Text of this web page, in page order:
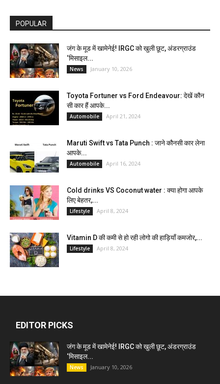
POPULAR
जंग के मूड में खामेनेई! IRGC को खुली छूट, अंडरग्राउंड
‘मिसाइल...
News January 10, 2026
Toyota Fortuner vs Ford Endeavour: देखें कौन
सी कार हैं आपके...
Automobile April 21, 2024
Maruti Swift vs Tata Punch : जाने कौनसी कार लेना
आपके...
Automobile April 16, 2024
Cold drinks VS Coconut water : क्या होगा आपके
लिए बेहतर,...
Lifestyle April 8, 2024
Vitamin D की कमी से हो रही लोगो की हाड़ियाँ कमजोर,...
Lifestyle April 8, 2024
EDITOR PICKS
जंग के मूड में खामेनेई! IRGC को खुली छूट, अंडरग्राउंड
‘मिसाइल...
News January 10, 2026